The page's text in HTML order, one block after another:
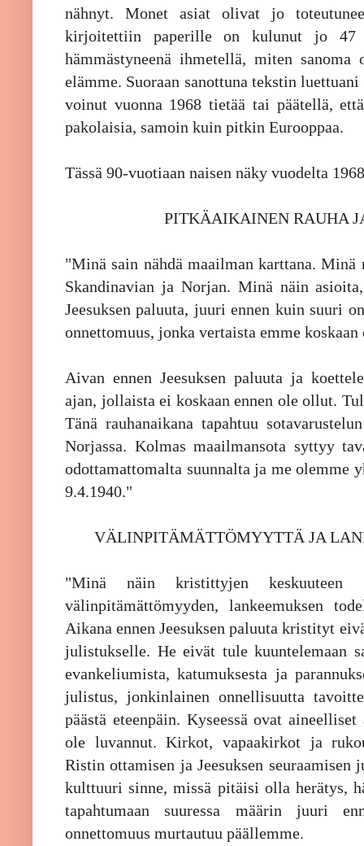
nähnyt. Monet asiat olivat jo
kirjoitettiin paperille on kulunut jo 47
hämmästyneenä ihmetellä, miten
elämme. Suoraan sanottuna tekstin
voinut vuonna 1968 tietää tai päätellä,
pakolaisia, samoin kuin pitkin Eurooppaa.
Tässä 90-vuotiaan naisen näky vuodelta 1968
PITKÄAIKAINEN RAUHA
"Minä sain nähdä maailman karttana. Minä
Skandinavian ja Norjan. Minä näin
Jeesuksen paluuta, juuri ennen kuin suuri
onnettomuus, jonka vertaista emme koskaan
Aivan ennen Jeesuksen paluuta ja
ajan, jollaista ei koskaan ennen ole ollut.
Tänä rauhanaikana tapahtuu
Norjassa. Kolmas maailmansota syttyy
odottamattomalta suunnalta ja me olemme
9.4.1940."
VÄLINPITÄMÄTTÖMYYTTÄ JA
"Minä näin kristittyjen keskuuteen
välinpitämättömyyden, lankeemuksen
Aikana ennen Jeesuksen paluuta kristityt
julistukselle. He eivät tule kuuntelemaan
evankeliumista, katumuksesta ja
julistus, jonkinlainen onnellisuutta
päästä eteenpäin. Kyseessä ovat
ole luvannut. Kirkot, vapaakirkot ja
Ristin ottamisen ja Jeesuksen
kulttuuri sinne, missä pitäisi olla herätys,
tapahtumaan suuressa määrin juuri
onnettomuus murtautuu päällemme.